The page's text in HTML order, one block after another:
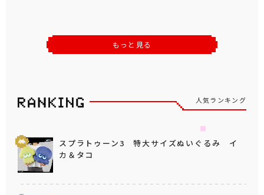
もっと見る
人気ランキング
スプラトゥーン3 特大サイズぬいぐるみ イ
カ＆タコ